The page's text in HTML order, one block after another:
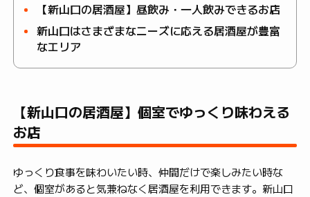
【新山口の居酒屋】昼飲み・一人飲みできるお店
新山口はさまざまなニーズに応える居酒屋が豊富
なエリア
【新山口の居酒屋】個室でゆっくり味わえる
お店
ゆっくり食事を味わいたい時、仲間だけで楽しみたい時な
ど、個室があると気兼ねなく居酒屋を利用できます。新山口